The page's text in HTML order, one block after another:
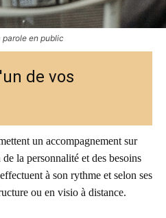
parole en public
de vos
un accompagnement sur
la personnalité et des besoins
à son rythme et selon ses
ou en visio à distance.